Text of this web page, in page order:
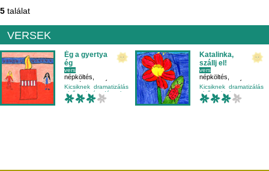
5 találat
VERSEK
Ég a gyertya
ég
vers
népköltés
Molnár Luca
Árki Anna
Kicsiknek dramatizálás
elsősnek óvodásnak
Katalinka,
szállj el!
vers
népköltés
Kiss Marcell
Árki Anna
Kicsiknek dramatizálás
elsősnek ritmus